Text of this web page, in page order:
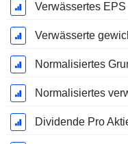
Verwässertes
Normalisiertes
Normalisiertes
Dividende Pro